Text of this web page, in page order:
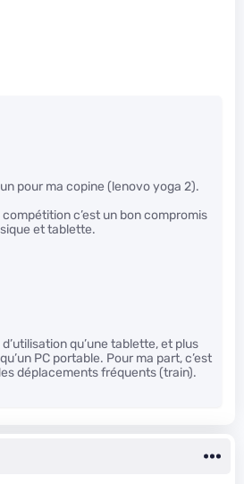
pour ma copine (lenovo yoga 2).
c’est un bon compromis
et tablette.
qu’une tablette, et plus
PC portable. Pour ma part, c’est
déplacements fréquents (train).